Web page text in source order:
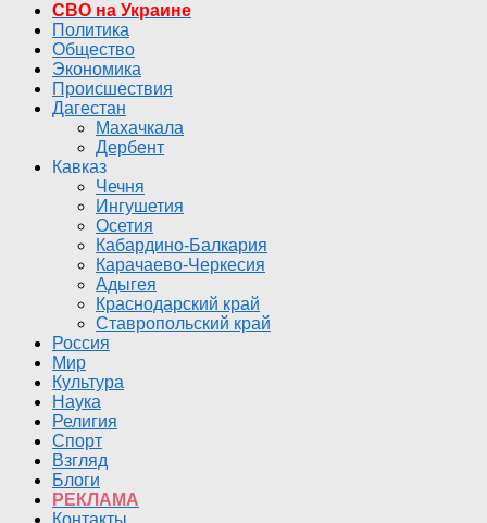
СВО на Украине
Политика
Общество
Экономика
Происшествия
Дагестан
Махачкала
Дербент
Кавказ
Чечня
Ингушетия
Осетия
Кабардино-Балкария
Карачаево-Черкесия
Адыгея
Краснодарский край
Ставропольский край
Россия
Мир
Культура
Наука
Религия
Спорт
Взгляд
Блоги
РЕКЛАМА
Контакты